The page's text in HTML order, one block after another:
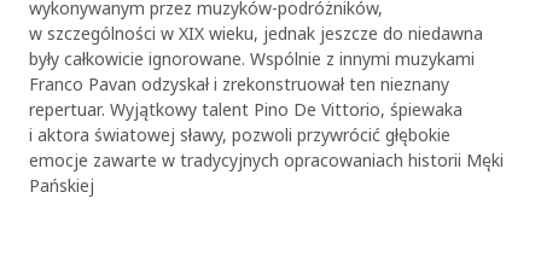
wykonywanym przez muzyków-podróżników,
w szczególności w XIX wieku, jednak jeszcze do niedawna
były całkowicie ignorowane. Wspólnie z innymi muzykami
Franco Pavan odzyskał i zrekonstruował ten nieznany
repertuar. Wyjątkowy talent Pino De Vittorio, śpiewaka
i aktora światowej sławy, pozwoli przywrócić głębokie
emocje zawarte w tradycyjnych opracowaniach historii Męki
Pańskiej